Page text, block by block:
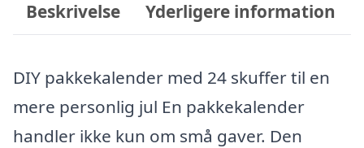
Beskrivelse Yderligere information
DIY pakkekalender med 24 skuffer til en
mere personlig jul En pakkekalender
handler ikke kun om små gaver. Den